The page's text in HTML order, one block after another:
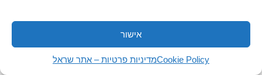
אישור
Cookie Policyמדיניות פרטיות – אתר שראל